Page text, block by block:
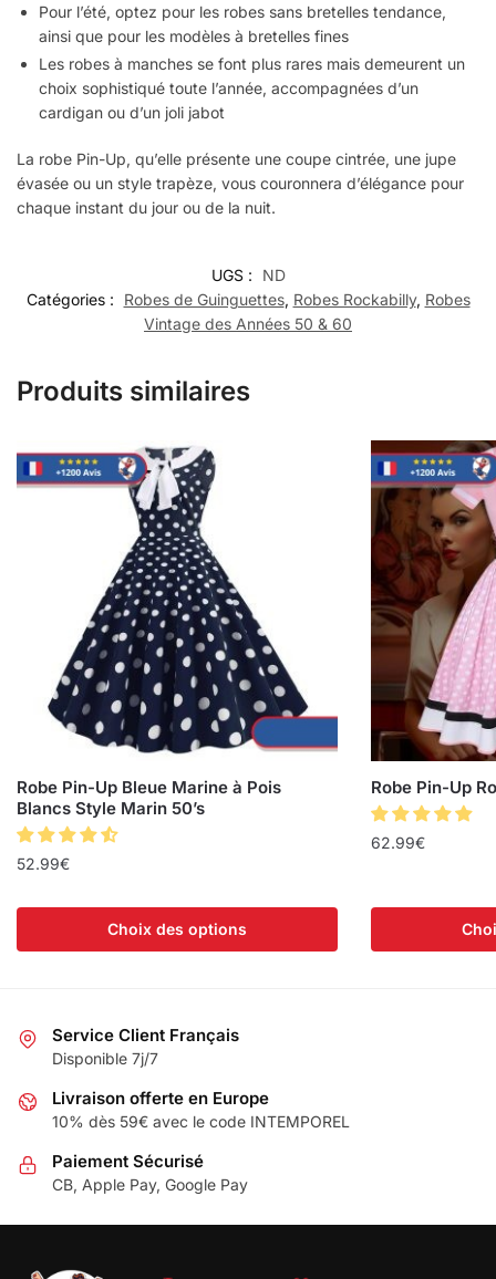
Pour l’été, optez pour les robes sans bretelles tendance,
ainsi que pour les modèles à bretelles fines
Les robes à manches se font plus rares mais demeurent un
choix sophistiqué toute l’année, accompagnées d’un
cardigan ou d’un joli jabot
La robe Pin-Up, qu’elle présente une coupe cintrée, une jupe
évasée ou un style trapèze, vous couronnera d’élégance pour
chaque instant du jour ou de la nuit.
UGS :
ND
Catégories :
Robes de Guinguettes, Robes Rockabilly, Robes
Vintage des Années 50 & 60
Produits similaires
Robe Pin-Up Bleue Marine à Pois
Blancs Style Marin 50’s
52.99€
Choix des options
Robe Pin-Up
62.99€
Service Client Français
Disponible 7j/7
Livraison offerte en Europe
10% dès 59€ avec le code INTEMPOREL
Paiement Sécurisé
CB, Apple Pay, Google Pay